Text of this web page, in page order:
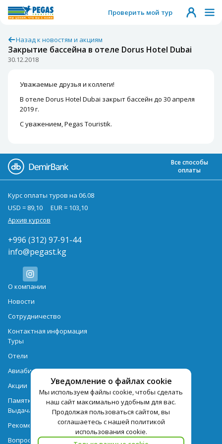
Проверить мой тур
Назад к новостям и акциям
Закрытие бассейна в отеле Dorus Hotel Dubai
30.12.2018
Уважаемые друзья и коллеги!
В отеле Dorus Hotel Dubai закрыт бассейн до 30 апреля
2019 г.
С уважением, Pegas Touristik.
Уведомление о файлах cookie
Мы используем файлы cookie, чтобы сделать
наш сайт максимально удобным для вас.
Продолжая пользоваться сайтом, вы
соглашаетесь с нашей политикой
использования cookie.
Все способы
оплаты
Курс оплаты туров на 06.08
USD = 89,10
EUR = 103,10
Архив курсов
+996 (312) 97-91-44
info@pegast.kg
О компании
Новости
Сотрудничество
Контактная информация
Туры
Отели
Авиабилеты
Акции
Памятка для туристов
Выдача документов
Рекомендации
Вопрос-ответ